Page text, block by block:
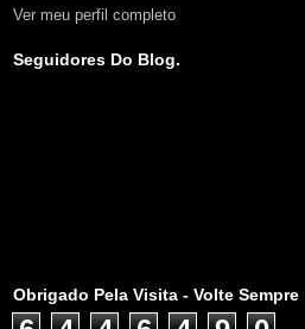
Ver meu perfil completo
Seguidores Do Blog.
Obrigado Pela Visita - Volte Sempre